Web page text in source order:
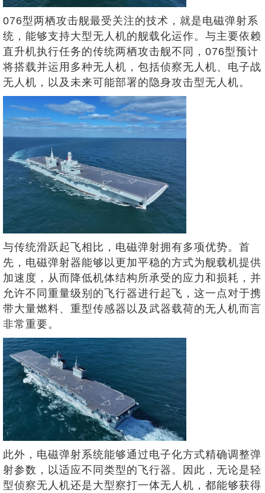
076型两栖攻击舰最受关注的技术，就是电磁弹射系
统，能够支持大型无人机的舰载化运作。与主要依赖
直升机执行任务的传统两栖攻击舰不同，076型预计
将搭载并运用多种无人机，包括侦察无人机、电子战
无人机，以及未来可能部署的隐身攻击型无人机。
与传统滑跃起飞相比，电磁弹射拥有多项优势。首
先，电磁弹射器能够以更加平稳的方式为舰载机提供
加速度，从而降低机体结构所承受的应力和损耗，并
允许不同重量级别的飞行器进行起飞，这一点对于携
带大量燃料、重型传感器以及武器载荷的无人机而言
非常重要。
此外，电磁弹射系统能够通过电子化方式精确调整弹
射参数，以适应不同类型的飞行器。因此，无论是轻
型侦察无人机还是大型察打一体无人机，都能够获得